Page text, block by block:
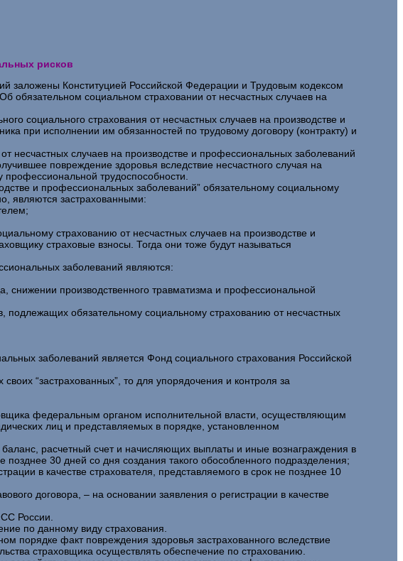
рисков
заложены Конституцией Российской Федерации и Трудовым кодексом
социальном страховании от несчастных случаев на
социального страхования от несчастных случаев на производстве и
при исполнении им обязанностей по трудовому договору (контракту) и
несчастных случаев на производстве и профессиональных заболеваний
повреждение здоровья вследствие несчастного случая на
трудоспособности.
и профессиональных заболеваний” обязательному социальному
являются застрахованными:
страхованию от несчастных случаев на производстве и
страховые взносы. Тогда они тоже будут называться
заболеваний являются:
снижении производственного травматизма и профессиональной
подлежащих обязательному социальному страхованию от несчастных
заболеваний является Фонд социального страхования Российской
“застрахованных”, то для упорядочения и контроля за
федеральным органом исполнительной власти, осуществляющим
лиц и представляемых в порядке, установленном
расчетный счет и начисляющих выплаты и иные вознаграждения в
позднее 30 дней со дня создания такого обособленного подразделения;
в качестве страхователя, представляемого в срок не позднее 10
договора, – на основании заявления о регистрации в качестве
России.
по данному виду страхования.
порядке факт повреждения здоровья застрахованного вследствие
страховщика осуществлять обеспечение по страхованию.